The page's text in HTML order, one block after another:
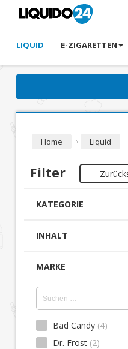
LIQUID E-ZIGARETTEN
Home Liquid
Filter
KATEGORIE
INHALT
MARKE
Bad Candy (4)
Dr. Frost (2)